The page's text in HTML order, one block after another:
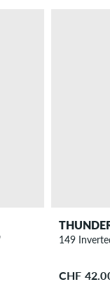
149
CHF